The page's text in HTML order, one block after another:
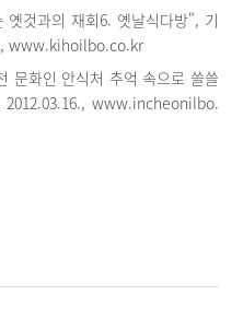
옛것과의 재회6. 옛날식다방", 기
www.kihoilbo.co.kr
문화인 안식처 추억 속으로 쓸쓸
2012.03.16., www.incheonilbo.